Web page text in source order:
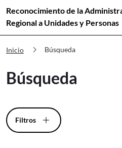
Premios
Reconocimiento de la
Regional a Unidades y Personas
Inicio chevron_right Búsqueda
Búsqueda
Filtros